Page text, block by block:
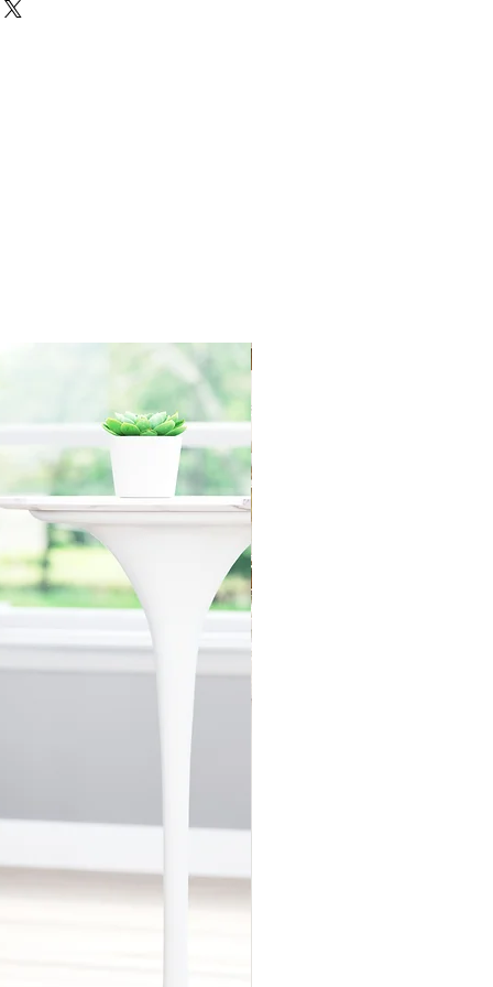
ORIGINAL PACKAGING with